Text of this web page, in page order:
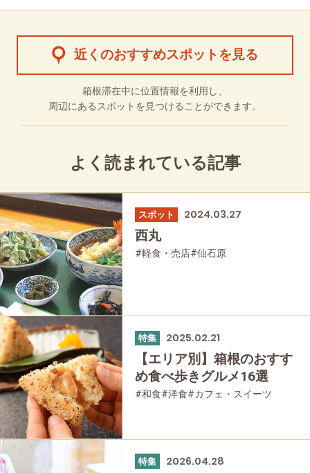
近くのおすすめスポットを見る
箱根滞在中に位置情報を利用し、
周辺にあるスポットを見つけることができます。
よく読まれている記事
スポット 2024.03.27
西丸
#軽食・売店#仙石原
特集 2025.02.21
【エリア別】箱根のおすす
め食べ歩きグルメ16選
#和食#洋食#カフェ・スイーツ
#仙石原#大涌谷#家族で
#友人グループで
特集 2026.04.28